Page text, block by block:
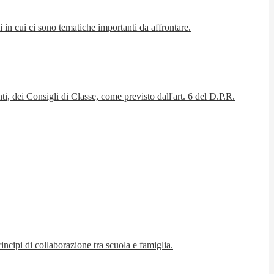
cui ci sono tematiche importanti da affrontare.
dei Consigli di Classe, come previsto dall'art. 6 del D.P.R.
di collaborazione tra scuola e famiglia.